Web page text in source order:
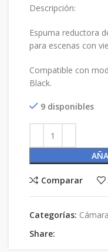
Descripción:
Espuma reductora
para escenas con
Compatible con
Black.
9 disponibles
Comparar
Categorías:
Share: